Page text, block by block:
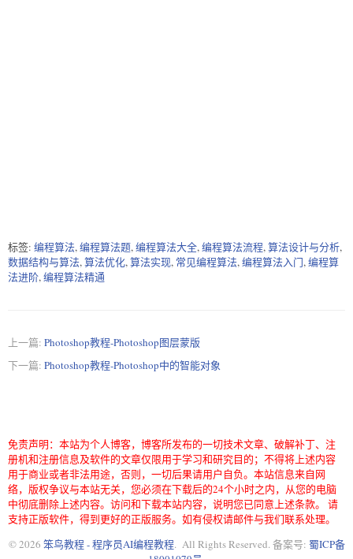
标签: 编程算法,编程算法题,编程算法大全,编程算法流程,算法设计与分析,
数据结构与算法,算法优化,算法实现, 常见编程算法,编程算法入门,编程算
法进阶,编程算法精通
上一篇: Photoshop教程-Photoshop图层蒙版
下一篇: Photoshop教程-Photoshop中的智能对象
免责声明：本站为个人博客，博客所发布的一切技术文章、破解补丁、注
册机和注册信息及软件的文章仅限用于学习和研究目的；不得将上述内容
用于商业或者非法用途，否则，一切后果请用户自负。本站信息来自网
络，版权争议与本站无关，您必须在下载后的24个小时之内，从您的电脑
中彻底删除上述内容。访问和下载本站内容，说明您已同意上述条款。 请
支持正版软件，得到更好的正版服务。如有侵权请邮件与我们联系处理。
© 2026 笨鸟教程 - 程序员AI编程教程. All Rights Reserved. 备案号: 蜀ICP备